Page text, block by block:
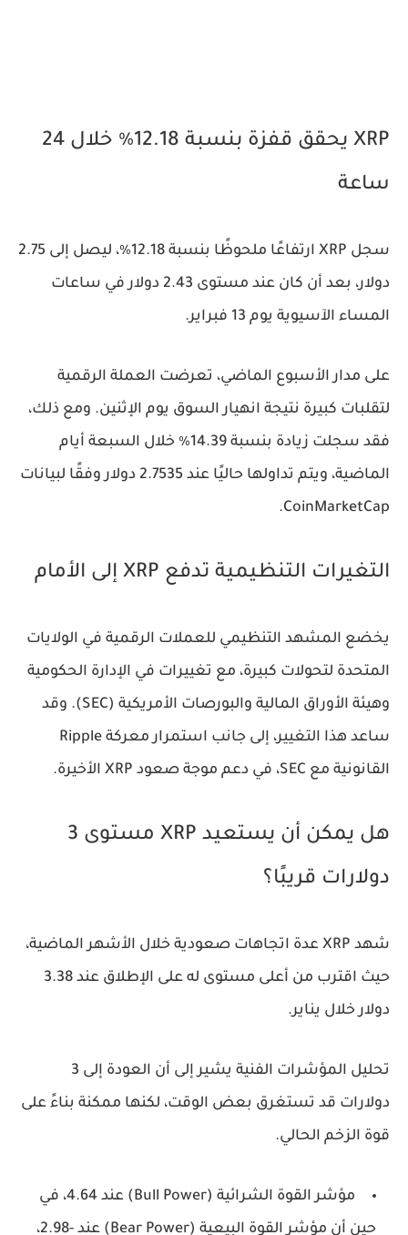
XRP يحقق قفزة بنسبة 12.18٪ خلال 24
ساعة
سجل XRP ارتفاعًا ملحوظًا بنسبة 12.18٪ ، ليصل إلى 2.75
دولار، بعد أن كان عند مستوى 2.43 دولار
في ساعات
المساء الآسيوية يوم 13 فبراير .
على مدار الأسبوع الماضي، تعرضت العملة الرقمية
لتقلبات كبيرة نتيجة انهيار السوق يوم الإثنين. ومع ذلك،
فقد سجلت زيادة بنسبة 14.39٪
خلال السبعة أيام
الماضية، ويتم تداولها حاليًا عند 2.7535 دولار
وفقًا لبيانات
CoinMarketCap
.
التغيرات التنظيمية تدفع XRP إلى الأمام
يخضع المشهد التنظيمي للعملات الرقمية في الولايات
المتحدة لتحولات كبيرة، مع تغييرات في الإدارة الحكومية
وهيئة الأوراق المالية والبورصات الأمريكية (SEC)
. وقد
ساعد هذا التغيير، إلى جانب استمرار معركة Ripple
القانونية مع SEC، في دعم موجة صعود XRP الأخيرة.
هل يمكن أن يستعيد XRP مستوى 3
دولارات قريبًا؟
شهد XRP عدة اتجاهات صعودية خلال الأشهر الماضية،
حيث اقترب من أعلى مستوى له على الإطلاق عند 3.38
دولار خلال يناير.
تحليل المؤشرات الفنية يشير إلى أن العودة إلى 3
دولارات قد تستغرق بعض الوقت، لكنها ممكنة بناءً على
قوة الزخم الحالي.
مؤشر القوة الشرائية (Bull Power) عند 4.64، في
حين أن مؤشر القوة البيعية (Bear Power) عند -2.98 ،